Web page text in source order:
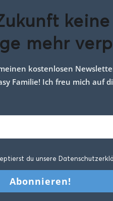
mehr
kostenlosen
Familie! Ich freu mich auf
du unsere